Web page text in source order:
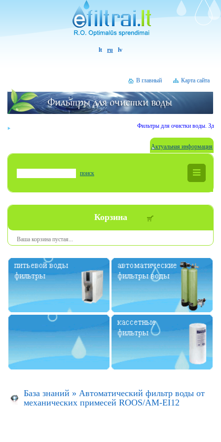
lt ru lv
Карта сайта
В главный
Фильтры для очистки воды.
Актуальная информация
поиск
Корзина
Ваша корзина пустая...
База знаний » Автоматический фильтр воды от
механических примесей ROOS/AM-EI12